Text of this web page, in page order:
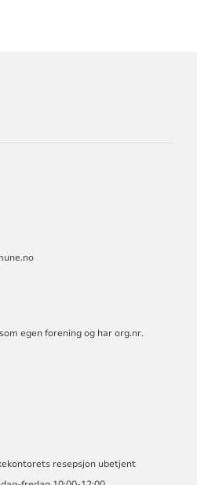
egen forening og har org.nr.
resepsjon ubetjent